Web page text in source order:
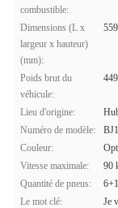
combustible:
Dimensions (L x
largeur x hauteur)
(mm):
Poids brut du
véhicule:
Lieu d'origine:
Numéro de modèle:
Couleur:
Vitesse maximale:
90
Quantité de pneus:
6+1
Le mot clé:
Je